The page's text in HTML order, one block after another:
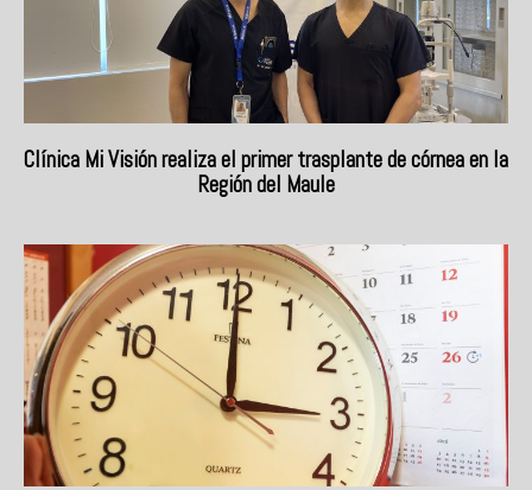
Clínica Mi Visión realiza el primer trasplante de córnea en la
Región del Maule